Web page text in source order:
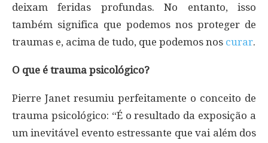
deixam feridas profundas. No entanto, isso
também significa que podemos nos proteger de
traumas e, acima de tudo, que podemos nos curar.
O que é trauma psicológico?
Pierre Janet resumiu perfeitamente o conceito de
trauma psicológico: “É o resultado da exposição a
um inevitável evento estressante que vai além dos